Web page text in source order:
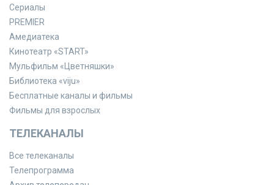
Сериалы
PREMIER
Амедиатека
Кинотеатр «START»
Мульфильм «Цветняшки»
Библиотека «viju»
Бесплатные каналы и фильмы
Фильмы для взрослых
ТЕЛЕКАНАЛЫ
Все телеканалы
Телепрограмма